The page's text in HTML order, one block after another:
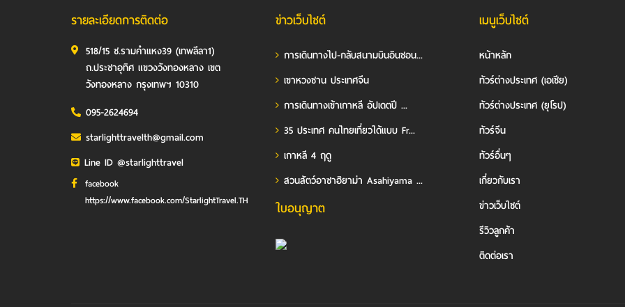
รายละเอียดการติดต่อ
518/15 ซ.รามคำแหง39 (เทพลีลา1)
ถ.ประชาอุทิศ แขวงวังทองหลาง เขต
วังทองหลาง กรุงเทพฯ 10310
095-2624694
starlighttravelth@gmail.com
Line ID @starlighttravel
facebook
https://www.facebook.com/StarlightTravel.TH
ข่าวเว็บไซต์
การเดินทางไป-กลับสนามบินอินชอน...
เขาหวงซาน ประเทศจีน
การเดินทางเข้าเกาหลี อัปเดตปี ...
35 ประเทศ คนไทยเที่ยวได้แบบ Fr...
เกาหลี 4 ฤดู
สวนสัตว์อาซาฮิยาม่า Asahiyama ...
ใบอนุญาต
เมนูเว็บไซต์
หน้าหลัก
ทัวร์ต่างประเทศ (เอเชีย)
ทัวร์ต่างประเทศ (ยุโรป)
ทัวร์จีน
ทัวร์อื่นๆ
เกี่ยวกับเรา
ข่าวเว็บไซต์
รีวิวลูกค้า
ติดต่อเรา